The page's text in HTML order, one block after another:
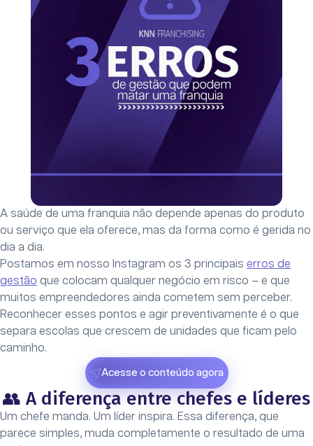
A saúde de uma franquia não depende apenas do produto
ou serviço que ela oferece, mas da forma como é gerida no
dia a dia.
Postamos em nosso Instagram os 3 principais erros de
gestão que colocam qualquer negócio em risco – e que
muitos empreendedores ainda cometem sem perceber.
Reconhecer esses pontos e agir preventivamente é o que
separa escolas que crescem de unidades que ficam pelo
caminho.
Acesse o conteúdo agora
👥 A diferença entre chefes e líderes
Um chefe manda. Um líder inspira. Essa diferença, que
parece simples, muda completamente o resultado de uma